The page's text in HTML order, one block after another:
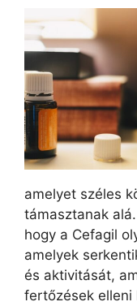
amelyet széles
támasztanak
hogy a Cefagil
amelyek
és aktivitását,
fertőzések elleni